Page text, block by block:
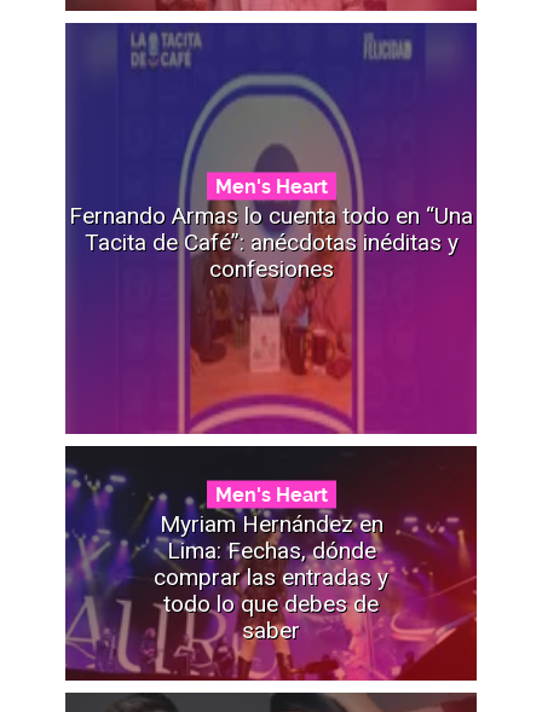
Men's Heart
Fernando Armas lo cuenta todo en “Una
Tacita de Café”: anécdotas inéditas y
confesiones
Men's Heart
Myriam Hernández en
Lima: Fechas, dónde
comprar las entradas y
todo lo que debes de
saber